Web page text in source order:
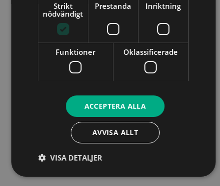
Strikt
nödvändigt
Prestanda Inriktning
Funktioner Oklassificerade
ACCEPTERA ALLA
AVVISA ALLT
VISA DETALJER